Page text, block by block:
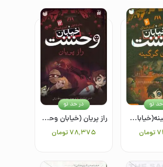
پنجه‌ی گرگینه(خیابان وحشت6)
تومان
نو
راز پریان (خیابان وحشت12)
۷۸٬۳۷۵تومان
در حد نو